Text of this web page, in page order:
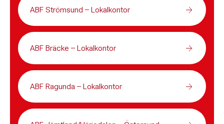
ABF Strömsund – Lokalkontor
ABF Bräcke – Lokalkontor
ABF Ragunda – Lokalkontor